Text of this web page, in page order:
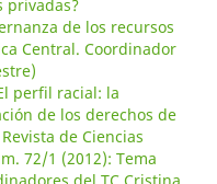
privadas?
de los recursos
Central. Coordinador
perfil racial: la
de los derechos de
de Ciencias
72/1 (2012): Tema